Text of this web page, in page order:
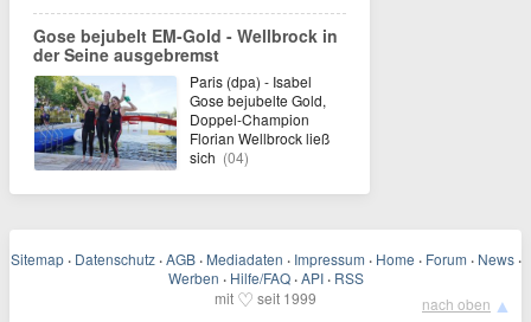
Gose bejubelt EM-Gold - Wellbrock in
der Seine ausgebremst
Paris (dpa) - Isabel
Gose bejubelte Gold,
Doppel-Champion
Florian Wellbrock ließ
sich (04)
Sitemap · Datenschutz · AGB · Mediadaten · Impressum · Home · Forum · News ·
Werben · Hilfe/FAQ · API · RSS
mit ♡ seit 1999 nach oben ▲